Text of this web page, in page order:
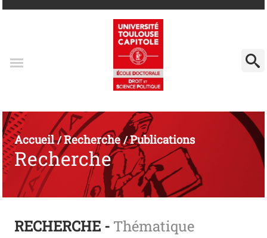
Accueil/Recherche/Publications
Recherche
RECHERCHE - Thématique